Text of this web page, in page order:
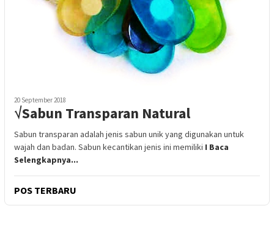
20 September 2018
√Sabun Transparan Natural
Sabun transparan adalah jenis sabun unik yang digunakan untuk
wajah dan badan. Sabun kecantikan jenis ini memiliki I Baca
Selengkapnya...
POS TERBARU